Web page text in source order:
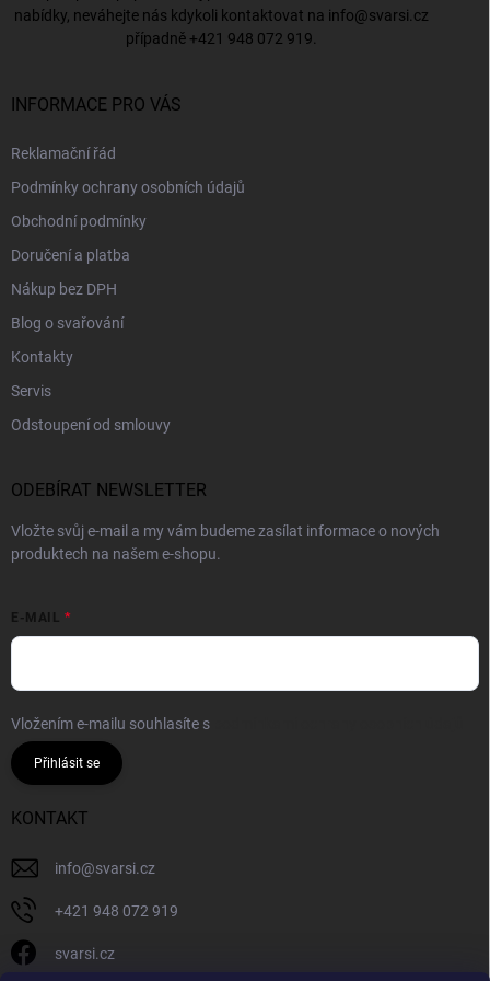
nabídky, neváhejte nás kdykoli kontaktovat na info@svarsi.cz
případně +421 948 072 919
INFORMACE PRO VÁS
Reklamační řád
Podmínky ochrany osobních údajů
Obchodní podmínky
Doručení a platba
Nákup bez DPH
Blog o svařování
Kontakty
Servis
Odstoupení od smlouvy
ODEBÍRAT NEWSLETTER
Vložte svůj e-mail a my vám budeme zasílat informace o nových
produktech na našem e-shopu.
E-MAIL
Vložením e-mailu souhlasíte s
Přihlásit se
KONTAKT
info@svarsi.cz
+421 948 072 919
svarsi.cz